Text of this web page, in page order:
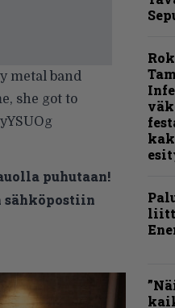
metal band
she got to
puhutaan!
sähköpostiin